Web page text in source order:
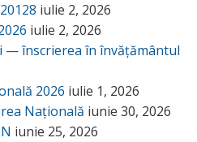
iulie 2, 2026
iulie 2, 2026
— înscrierea în învățământul
2026 iulie 1, 2026
Națională iunie 30, 2026
iunie 25, 2026